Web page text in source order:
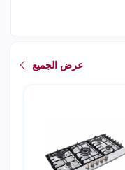
عرض الجميع